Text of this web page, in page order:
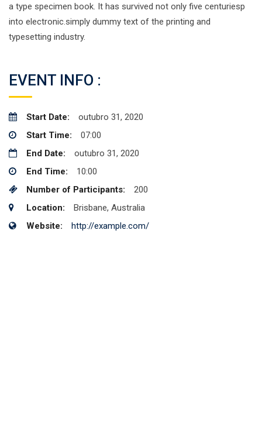
a type specimen book. It has survived not only five centuriesp
into electronic.simply dummy text of the printing and
typesetting industry.
EVENT INFO :
Start Date:
outubro 31, 2020
Start Time:
07:00
End Date:
outubro 31, 2020
End Time:
10:00
Number of Participants:
200
Location:
Brisbane, Australia
Website:
http://example.com/